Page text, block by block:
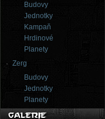
Budovy
Jednotky
Kampaň
Hrdinové
Planety
Zerg
Budovy
Jednotky
Planety